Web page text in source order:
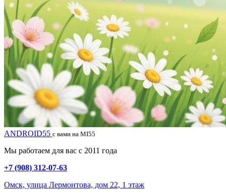
ANDROID55 с вами на MI55
Мы работаем для вас с 2011 года
+7 (908) 312-07-63
Омск, улица Лермонтова, дом 22, 1 этаж